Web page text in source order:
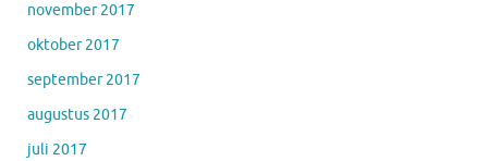
november 2017
oktober 2017
september 2017
augustus 2017
juli 2017